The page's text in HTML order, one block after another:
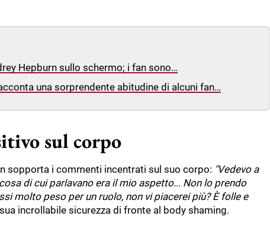
Hepburn sullo schermo; i fan sono…
una sorprendente abitudine di alcuni fan…
sul corpo
sopporta i commenti incentrati sul suo corpo: "Vedevo a
di cui parlavano era il mio aspetto... Non lo prendo
molto peso per un ruolo, non vi piacerei più? È folle e
incrollabile sicurezza di fronte al body shaming.